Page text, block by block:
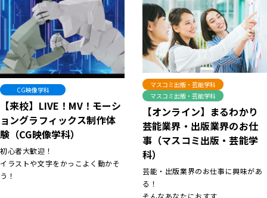
CG映像学科
【来校】LIVE！MV！モーシ
ョングラフィックス制作体
験（CG映像学科）
初心者大歓迎！
イラストや文字をかっこよく動かそ
う！
マスコミ出版・芸能学科
マスコミ出版・芸能学科
【オンライン】まるわかり
芸能業界・出版業界のお仕
事（マスコミ出版・芸能学
科）
芸能・出版業界のお仕事に興味があ
る！